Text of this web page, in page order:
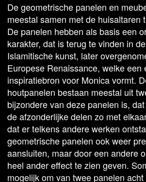
De geometrische panelen en
meestal samen met de huisaltaren
De panelen hebben als basis een
karakter, dat is terug te vinden in
Islamitische kunst, later
Europese Renaissance, welke een
inspiratiebron voor Monica vormt.
houtpanelen bestaan meestal uit
bijzondere van deze panelen is,
de afzonderlijke delen zo met
dat er telkens andere werken
geometrische panelen ook weer
aansluiten, maar door een andere
heel ander effect te zien geven.
mogelijk om van twee panelen